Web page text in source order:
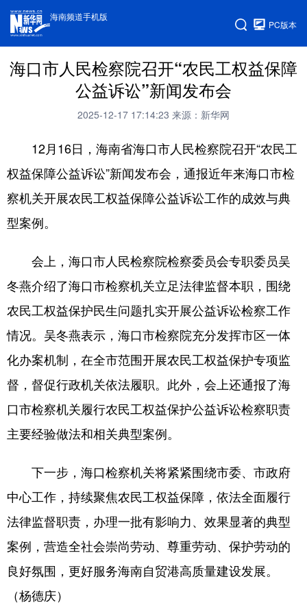
海南频道手机版
PC版本
海口市人民检察院召开“农民工权益保障
公益诉讼”新闻发布会
2025-12-17 17:14:23 来源：新华网
12月16日，海南省海口市人民检察院召开“农民工
权益保障公益诉讼”新闻发布会，通报近年来海口市检
察机关开展农民工权益保障公益诉讼工作的成效与典
型案例。
会上，海口市人民检察院检察委员会专职委员吴
冬燕介绍了海口市检察机关立足法律监督本职，围绕
农民工权益保护民生问题扎实开展公益诉讼检察工作
情况。吴冬燕表示，海口市检察院充分发挥市区一体
化办案机制，在全市范围开展农民工权益保护专项监
督，督促行政机关依法履职。此外，会上还通报了海
口市检察机关履行农民工权益保护公益诉讼检察职责
主要经验做法和相关典型案例。
下一步，海口检察机关将紧紧围绕市委、市政府
中心工作，持续聚焦农民工权益保障，依法全面履行
法律监督职责，办理一批有影响力、效果显著的典型
案例，营造全社会崇尚劳动、尊重劳动、保护劳动的
良好氛围，更好服务海南自贸港高质量建设发展。
（杨德庆）